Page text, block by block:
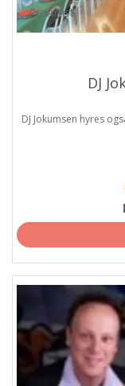
ProArtist
DJ
DJ Jokumsen hyres